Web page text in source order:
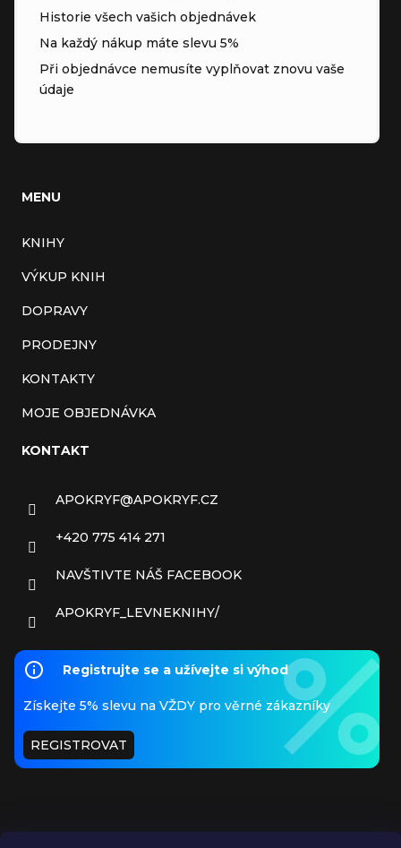
Historie všech vašich objednávek
Na každý nákup máte slevu 5%
Při objednávce nemusíte vyplňovat znovu vaše
údaje
MENU
KNIHY
VÝKUP KNIH
DOPRAVY
PRODEJNY
KONTAKTY
MOJE OBJEDNÁVKA
KONTAKT
APOKRYF@APOKRYF.CZ
+420 775 414 271
NAVŠTIVTE NÁŠ FACEBOOK
APOKRYF_LEVNEKNIHY/
Registrujte se a užívejte si výhod
Získejte 5% slevu na VŽDY pro věrné zákazníky
REGISTROVAT